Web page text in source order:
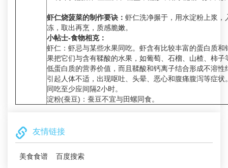
虾仁烧菠菜的制作要诀： 虾仁洗净搌于，用水淀粉上浆，
冻，取出再烹，质感脆嫩。
小帖士-食物相克：
虾仁：虾忌与某些水果同吃。虾含有比较丰富的蛋白质和
果把它们与含有鞣酸的水果，如葡萄、石榴、山楂、柿子
低蛋白质的营养价值，而且鞣酸和钙离子结合形成不溶性
引起人体不适，出现呕吐、头晕、恶心和腹痛腹泻等症状
同吃至少应间隔2小时。
淀粉(蚕豆)：蚕豆不宜与田螺同食。
友情链接
美食食谱 百度搜索